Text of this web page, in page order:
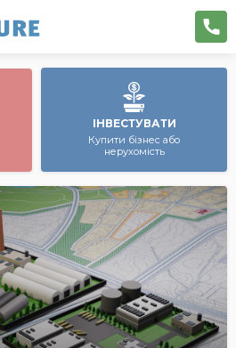
ІНВЕСТУВАТИ
Купити бізнес або
нерухомість